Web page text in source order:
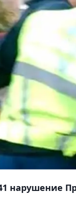
нарушение